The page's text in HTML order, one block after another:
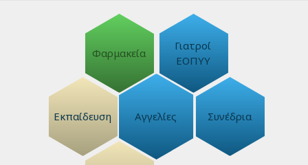
Φαρμακεία
Γιατροί
ΕΟΠΥΥ
Εκπαίδευση Αγγελίες Συνέδρια